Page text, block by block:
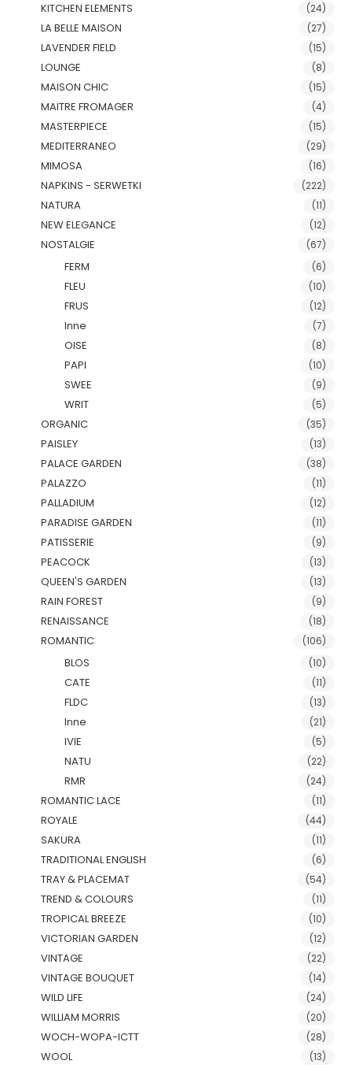
KITCHEN ELEMENTS (24)
LA BELLE MAISON (27)
LAVENDER FIELD (15)
LOUNGE (8)
MAISON CHIC (15)
MAITRE FROMAGER (4)
MASTERPIECE (15)
MEDITERRANEO (29)
MIMOSA (16)
NAPKINS - SERWETKI (222)
NATURA (11)
NEW ELEGANCE (12)
NOSTALGIE (67)
FERM (6)
FLEU (10)
FRUS (12)
Inne (7)
OISE (8)
PAPI (10)
SWEE (9)
WRIT (5)
ORGANIC (35)
PAISLEY (13)
PALACE GARDEN (38)
PALAZZO (11)
PALLADIUM (12)
PARADISE GARDEN (11)
PATISSERIE (9)
PEACOCK (13)
QUEEN'S GARDEN (13)
RAIN FOREST (9)
RENAISSANCE (18)
ROMANTIC (106)
BLOS (10)
CATE (11)
FLDC (13)
Inne (21)
IVIE (5)
NATU (22)
RMR (24)
ROMANTIC LACE (11)
ROYALE (44)
SAKURA (11)
TRADITIONAL ENGLISH (6)
TRAY & PLACEMAT (54)
TREND & COLOURS (11)
TROPICAL BREEZE (10)
VICTORIAN GARDEN (12)
VINTAGE (22)
VINTAGE BOUQUET (14)
WILD LIFE (24)
WILLIAM MORRIS (20)
WOCH-WOPA-ICTT (28)
WOOL (13)